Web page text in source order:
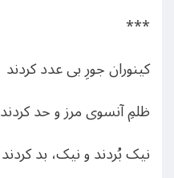
***
کینوران جورِ بی عدد کردند
ظلمِ آنسوی مرز و حد کردند
نیک بُردند و نیک، بد کردند